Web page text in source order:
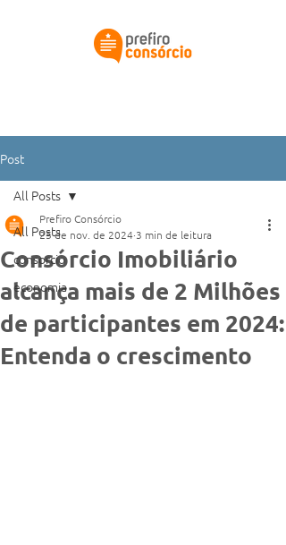
Post
All Posts
consorcio
economia
All Posts
Consórcio Imobiliário
alcança mais de 2 Milhões
de participantes em 2024:
Entenda o crescimento
Prefiro Consórcio
25 de nov. de 2024 3 min de leitura